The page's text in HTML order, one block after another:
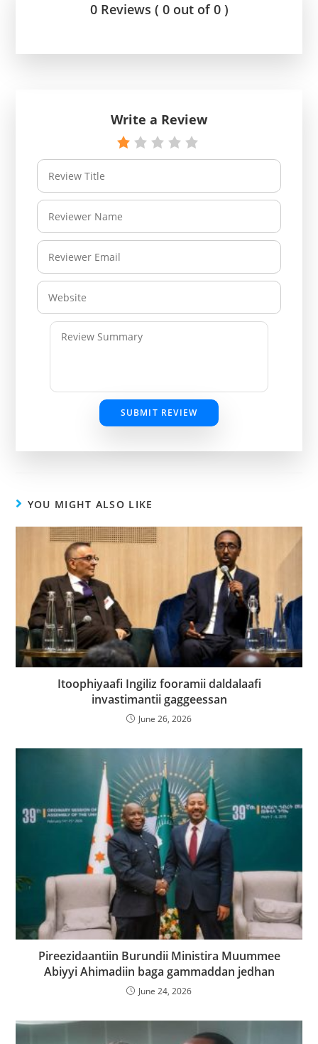
0 Reviews ( 0 out of 0 )
Write a Review
SUBMIT REVIEW
YOU MIGHT ALSO LIKE
Itoophiyaafi Ingiliz fooramii daldalaafi
invastimantii gaggeessan
June 26, 2026
Pireezidaantiin Burundii Ministira Muummee
Abiyyi Ahimadiin baga gammaddan jedhan
June 24, 2026